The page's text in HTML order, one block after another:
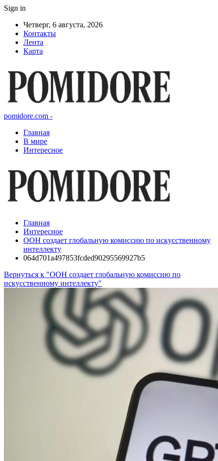
Sign in
Четверг, 6 августа, 2026
Контакты
Лента
Карта
pomidore.com -
Главная
В мире
Интересное
Главная
Интересное
ООН создает глобальную комиссию по искусственному
интеллекту
064d701a497853fcded90295569927b5
Вернуться к "ООН создает глобальную комиссию по
искусственному интеллекту"